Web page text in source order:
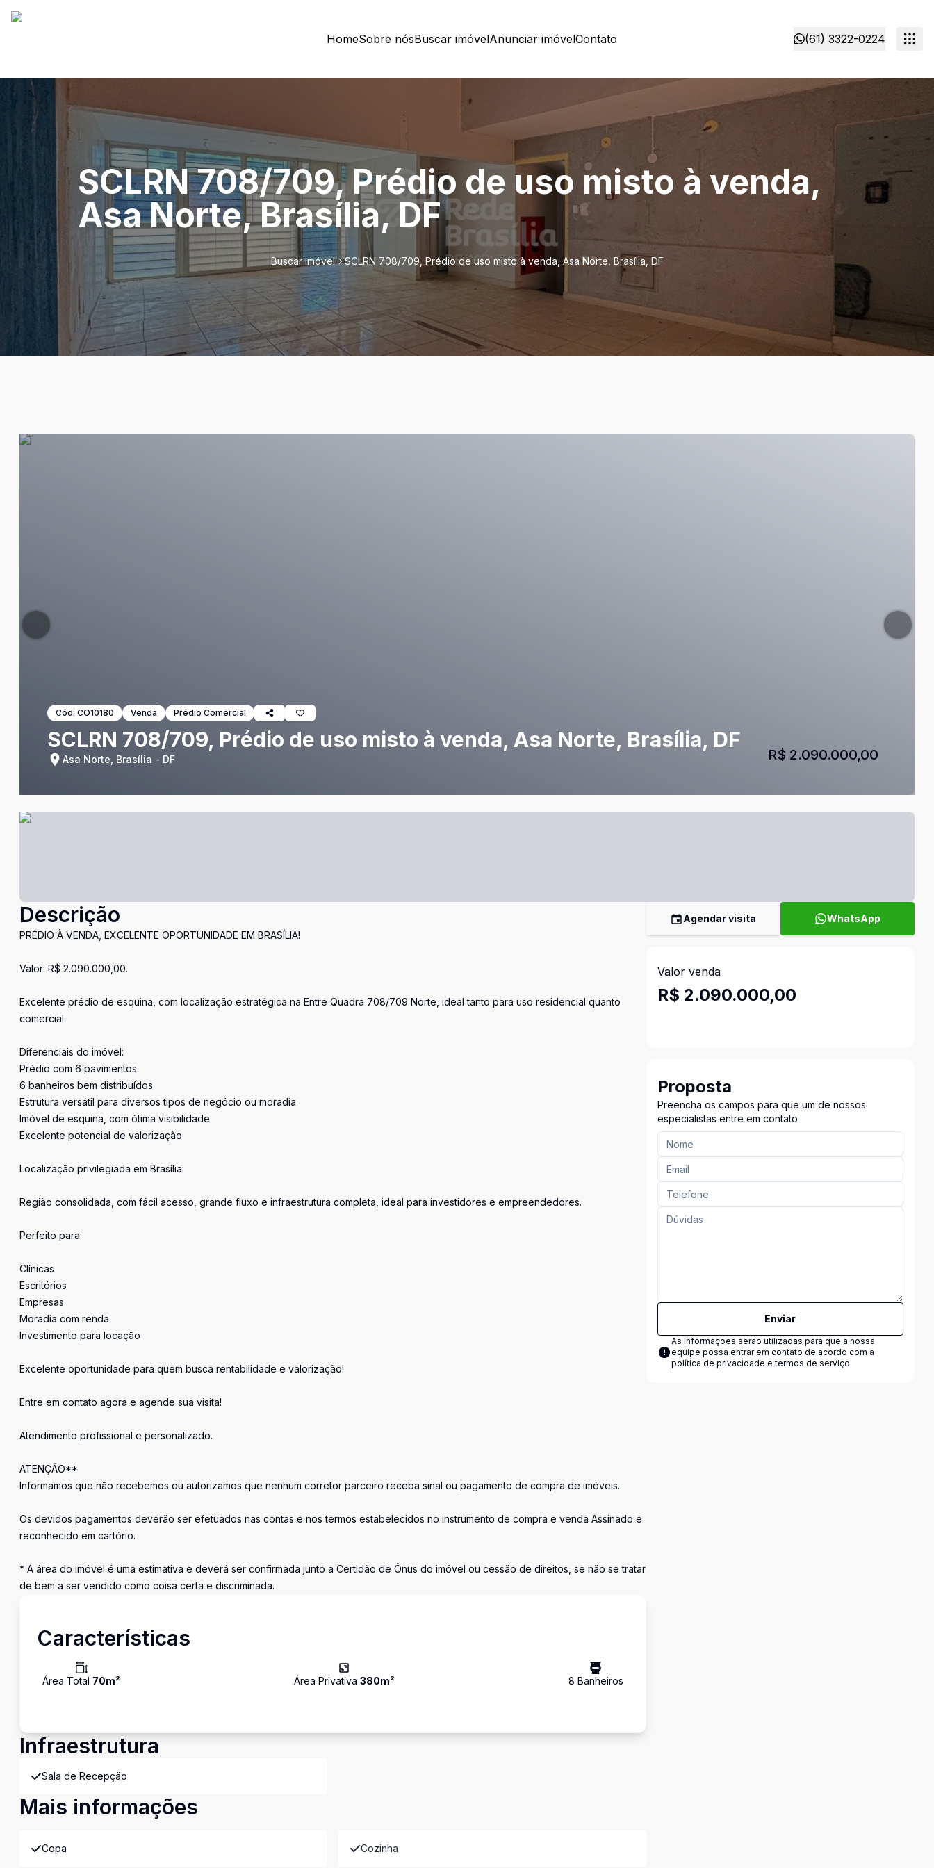
HomeSobre nósBuscar imóvelAnunciar imóvelContato (61) 3322-0224
SCLRN 708/709, Prédio de uso misto à venda,
Asa Norte, Brasília, DF
Buscar imóvel SCLRN 708/709, Prédio de uso misto à venda, Asa Norte, Brasília, DF
Cód: CO10180 Venda Prédio Comercial
SCLRN 708/709, Prédio de uso misto à venda, Asa Norte, Brasília, DF
Asa Norte, Brasília - DF R$ 2.090.000,00
Descrição
PRÉDIO À VENDA, EXCELENTE OPORTUNIDADE EM BRASÍLIA!
Valor: R$ 2.090.000,00.
Excelente prédio de esquina, com localização estratégica na Entre Quadra 708/709 Norte, ideal tanto para uso residencial quanto
comercial.
Diferenciais do imóvel:
Prédio com 6 pavimentos
6 banheiros bem distribuídos
Estrutura versátil para diversos tipos de negócio ou moradia
Imóvel de esquina, com ótima visibilidade
Excelente potencial de valorização
Localização privilegiada em Brasília:
Região consolidada, com fácil acesso, grande fluxo e infraestrutura completa, ideal para investidores e empreendedores.
Perfeito para:
Clínicas
Escritórios
Empresas
Moradia com renda
Investimento para locação
Excelente oportunidade para quem busca rentabilidade e valorização!
Entre em contato agora e agende sua visita!
Atendimento profissional e personalizado.
ATENÇÃO**
Informamos que não recebemos ou autorizamos que nenhum corretor parceiro receba sinal ou pagamento de compra de imóveis.
Os devidos pagamentos deverão ser efetuados nas contas e nos termos estabelecidos no instrumento de compra e venda Assinado e
reconhecido em cartório.
* A área do imóvel é uma estimativa e deverá ser confirmada junto a Certidão de Ônus do imóvel ou cessão de direitos, se não se tratar
de bem a ser vendido como coisa certa e discriminada.
Características
Área Total 70m² Área Privativa 380m² 8 Banheiros
Infraestrutura
Sala de Recepção
Mais informações
Copa Cozinha
Agendar visita WhatsApp
Valor venda
R$ 2.090.000,00
Proposta
Preencha os campos para que um de nossos
especialistas entre em contato
Enviar
As informações serão utilizadas para que a nossa
equipe possa entrar em contato de acordo com a
política de privacidade e termos de serviço